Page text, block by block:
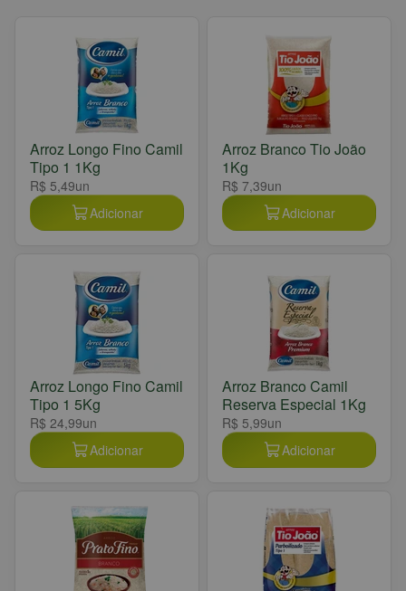
Arroz Longo Fino Camil
Tipo 1 1Kg
R$ 5,49un
Adicionar
Arroz Branco Tio João
1Kg
R$ 7,39un
Adicionar
Arroz Longo Fino Camil
Tipo 1 5Kg
R$ 24,99un
Adicionar
Arroz Branco Camil
Reserva Especial 1Kg
R$ 5,99un
Adicionar